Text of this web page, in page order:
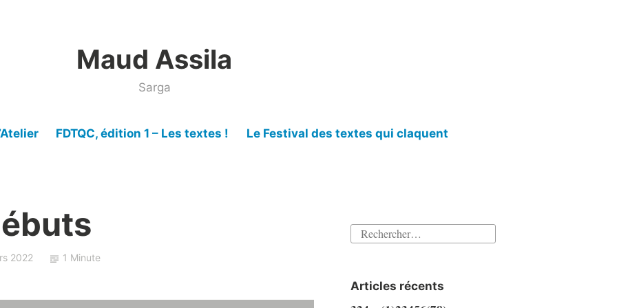
Maud Assila
Sarga
FDTQC, édition 1 – Les textes ! Le Festival des textes qui claquent
2022 1 Minute
Rechercher :
Articles récents